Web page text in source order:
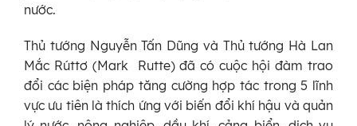
nước.
Thủ tướng Nguyễn Tấn Dũng và Thủ tướng Hà Lan
Mắc Rúttơ (Mark Rutte) đã có cuộc hội đàm trao
đổi các biện pháp tăng cường hợp tác trong 5 lĩnh
vực ưu tiên là thích ứng với biến đổi khí hậu và quản